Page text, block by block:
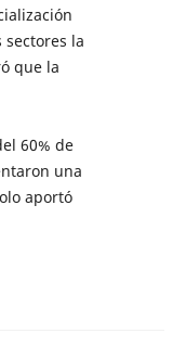
la
que la
60% de
una
aportó